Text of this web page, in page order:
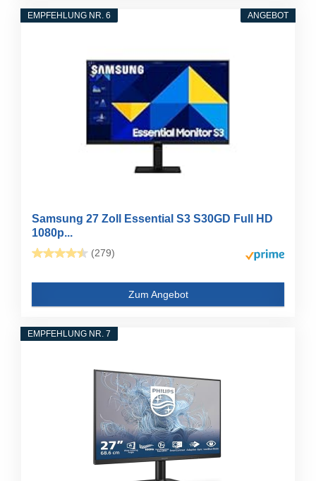
ANGEBOT
EMPFEHLUNG NR. 6
Samsung 27 Zoll Essential S3 S30GD Full HD
1080p...
(279)
Zum Angebot
EMPFEHLUNG NR. 7